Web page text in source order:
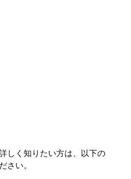
しく知りたい方は、以下の
さい。